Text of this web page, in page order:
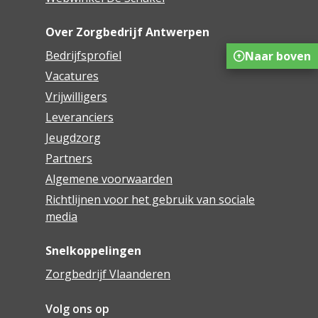
Over Zorgbedrijf Antwerpen
Bedrijfsprofiel
Vacatures
Vrijwilligers
Leveranciers
Jeugdzorg
Partners
Algemene voorwaarden
Richtlijnen voor het gebruik van sociale
media
Snelkoppelingen
Zorgbedrijf Vlaanderen
Volg ons op
Naar boven